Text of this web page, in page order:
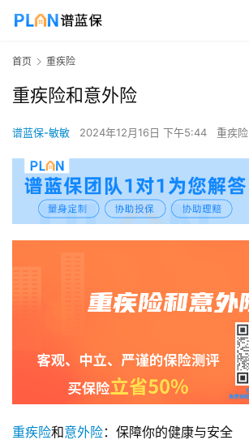
首页 重疾险
重疾险和意外险
谱蓝保-敏敏 2024年12月16日 下午5:44 重疾险
重疾险和意外险：保障你的健康与安全